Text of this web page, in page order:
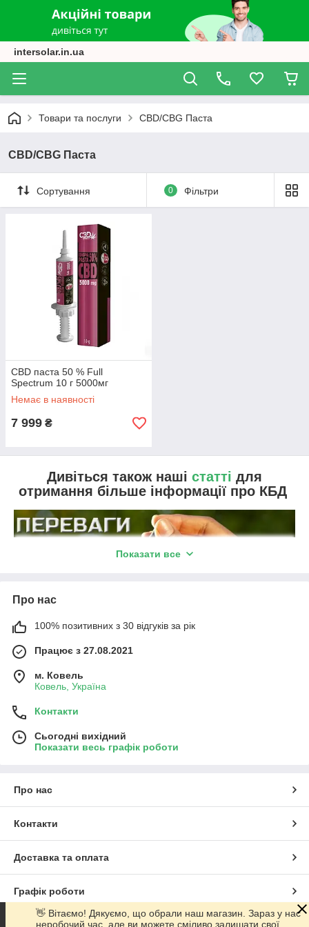
intersolar.in.ua
Товари та послуги CBD/CBG Паста
CBD/CBG Паста
Сортування 0 Фільтри
CBD паста 50 % Full
Spectrum 10 г 5000мг
Немає в наявності
7 999 ₴
Дивіться також наші статті для
отримання більше інформації про КБД
КБД-Пастає високоякісним продуктом для виеористання.
Концентрація дуже висока, тому для повного КБД-ефекту
достатньо всього кількох мазків.
Очищена від ТГК!
КБД Пасти— це ексклюзивні стимулятори високої чистоти та
якості. Вони містять повний спектр екстрактів рослини.
Показати все
Про нас
100% позитивних з 30 відгуків за рік
Працює з 27.08.2021
м. Ковель
Ковель, Україна
Контакти
Сьогодні вихідний
Показати весь графік роботи
Про нас
Контакти
Доставка та оплата
Графік роботи
👋 Вітаємо! Дякуємо, що обрали наш магазин. Зараз у нас
неробочий час, але ви можете сміливо залишати свої